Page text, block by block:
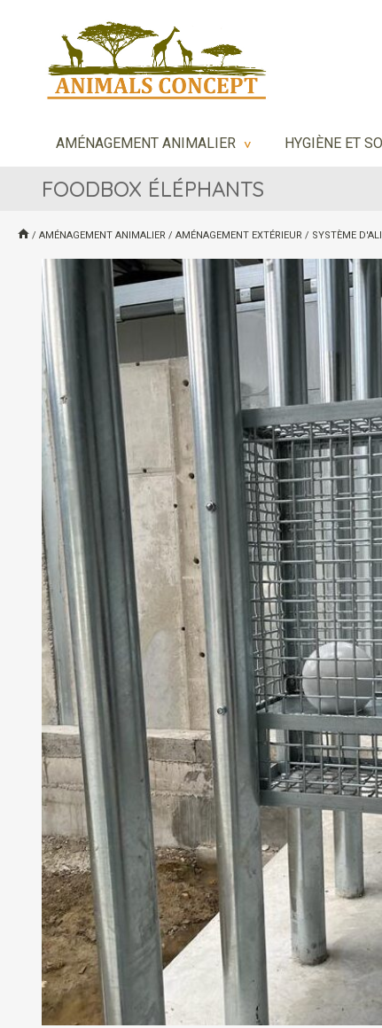
AMÉNAGEMENT ANIMALIER > HYGIÈNE ET
FOODBOX ÉLÉPHANTS
/ AMÉNAGEMENT ANIMALIER / AMÉNAGEMENT EXTÉRIEUR / SYSTÈME